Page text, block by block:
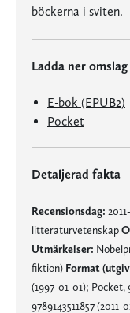
böckerna i sviten.
Ladda ner omslag
E-bok (EPUB2)
Pocket
Detaljerad fakta
Recensionsdag:
litteraturvetenskap
Utmärkelser:
fiktion) Format
(1997-01-01); Pocket,
9789143511857 (2011-